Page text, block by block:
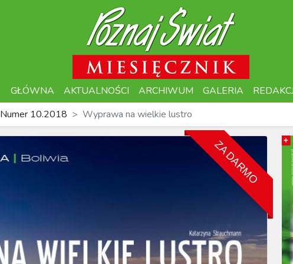
GŁÓWNA AKTUALNOŚCI ARCHIWUM GALERIA
Numer 10.2018 Wyprawa na wielkie lustro
ZA DARMO